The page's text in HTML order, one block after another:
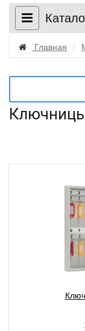
Главная /